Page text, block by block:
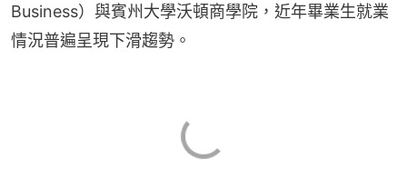
Business）與賓州大學沃頓商學院，近年畢業生就業
情況普遍呈現下滑趨勢。